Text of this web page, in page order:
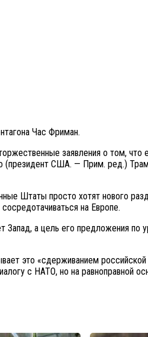
Час Фриман.
заявления о том,
(президент США. — Прим. ред.)
Штаты просто хотят нового
на Европе.
а цель его предложения по
это «сдерживанием
с НАТО, но на равноправной